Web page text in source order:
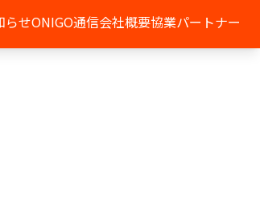
らせONIGO通信会社概要協業パートナー